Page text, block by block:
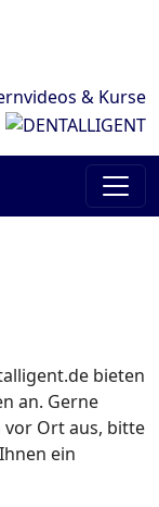
& Kurse
bieten
an. Gerne
Ort aus, bitte
ein